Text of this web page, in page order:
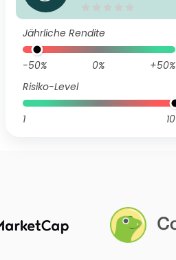
Jährliche Rendite
-50% 0%
+50%
Risiko-Level
1 10